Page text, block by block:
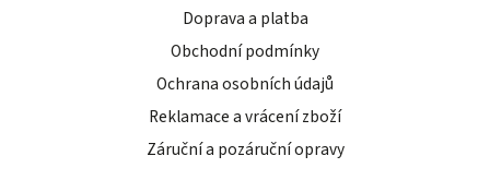
Doprava a platba
Obchodní podmínky
Ochrana osobních údajů
Reklamace a vrácení zboží
Záruční a pozáruční opravy